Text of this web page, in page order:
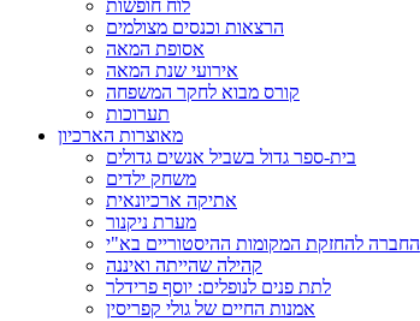
לוח חופשות
הרצאות וכנסים מצולמים
אסופת המאה
אירועי שנת המאה
קורס מבוא לחקר המשפחה
תערוכות
מאוצרות הארכיון
בית-ספר גדול בשביל אנשים גדולים
משחק ילדים
אתיקה ארכיונאית
מערת ניקנור
החברה להחזקת המקומות ההיסטוריים בא"י
קהילה שהייתה ואיננה
לתת פנים לנופלים: יוסף פרידלר
אמנות החיים של גולי קפריסין